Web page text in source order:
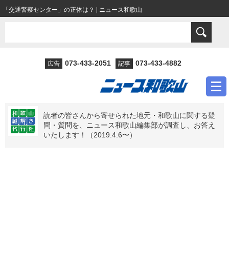
「交通警察センター」の正体は？ | ニュース和歌山
広告 073-433-2051 記事 073-433-4882
読者の皆さんから寄せられた地元・和歌山に関する疑
問・質問を、ニュース和歌山編集部が調査し、お答え
いたします！（2019.4.6〜）